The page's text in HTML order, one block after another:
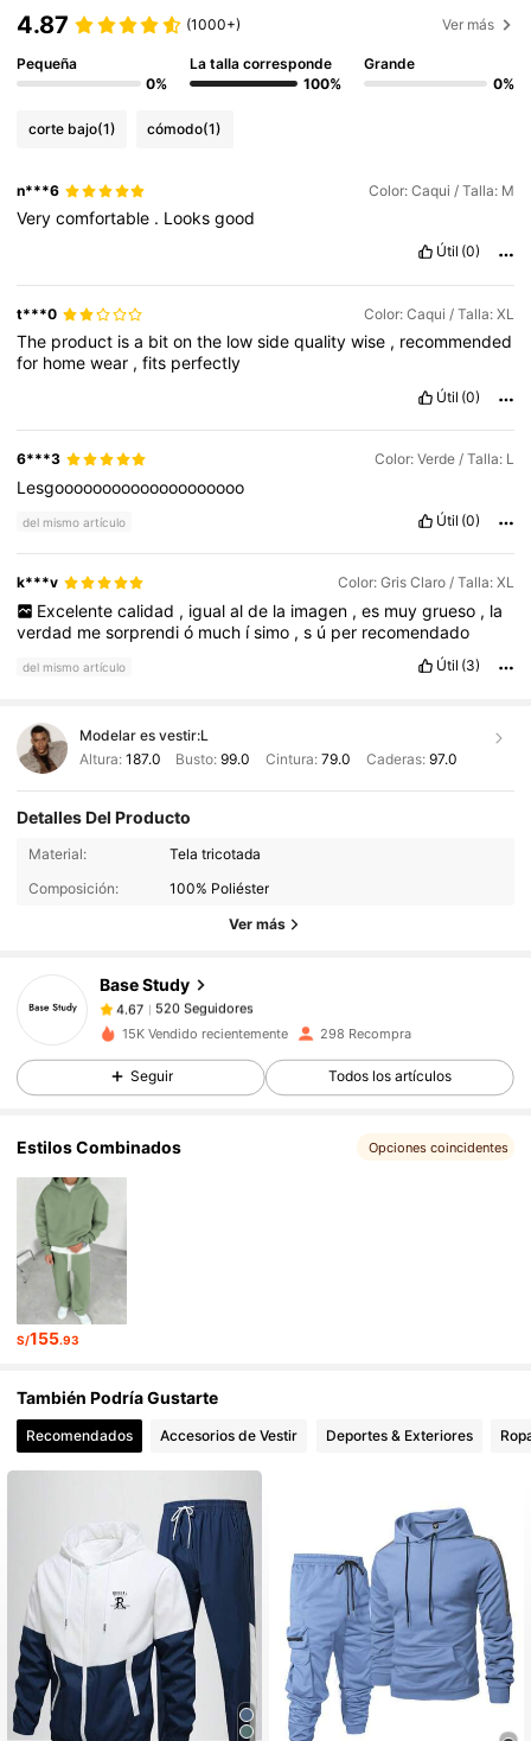
4.87 (1000+) Ver más
Pequeña
0%
La talla corresponde
100%
Grande
0%
corte bajo(1) cómodo(1)
n***6 Color: Caqui / Talla: M
Verycomfortable . Looksgood
Útil (0)
t***0 Color: Caqui / Talla: XL
The product isa bitonthe lowsidequalitywise , recommended
for homewear ,fits perfectly
Útil (0)
6***3 Color: Verde / Talla: L
Lesgoooooooooooooooooooo
del mismo artículo Útil (0)
k***v Color: Gris Claro / Talla: XL
Excelente calidad , igual al de la imagen , es muy grueso , la
verdad mesorprendió much ísimo ,s ú per recomendado
del mismo artículo Útil (3)
Modelar es vestir:L
Altura: 187.0 Busto:99.0 Cintura: 79.0 Caderas: 97.0
Detalles Del Producto
Material:
Tela tricotada
Composición:
100% Poliéster
Ver más
Base Study
4.67
520 Seguidores
j***5 seguidoHace 1 día
4.67
520 Seguidores
4.67 520 Seguidores
4.67 520 Seguidores
15K Vendido recientemente 298 Recompra
Seguir Todos los artículos
Estilos Combinados Opciones coincidentes
S/155.93
También Podría Gustarte
Recomendados Accesorios de Vestir Deportes & Exteriores